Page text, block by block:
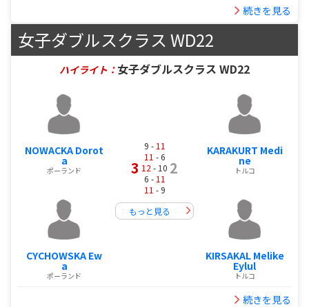
続きを見る
女子ダブルスクラス WD22
ハイライト： 女子ダブルスクラス WD22
NOWACKA Dorot
a
ポーランド
CYCHOWSKA Ew
a
ポーランド
3
9 - 11
11 - 6
12 - 10
6 - 11
11 - 9
2
もっと見る
KARAKURT Medi
ne
トルコ
KIRSAKAL Melike
Eylul
トルコ
続きを見る